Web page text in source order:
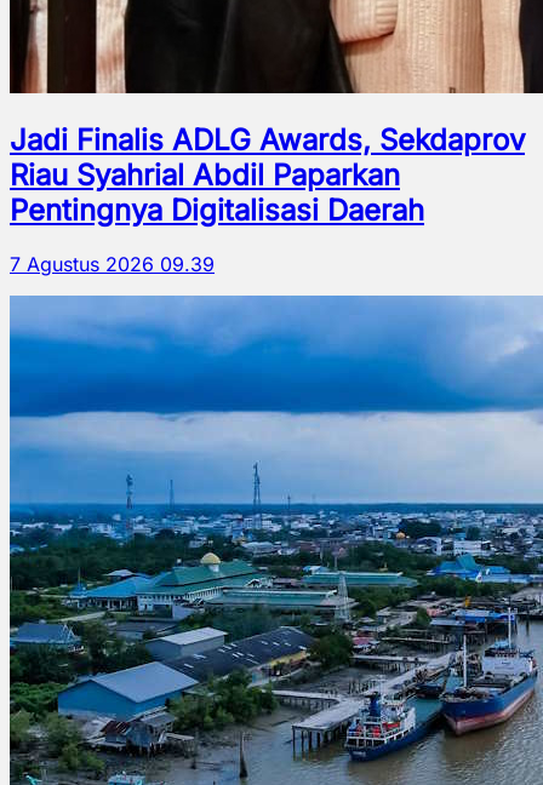
Jadi Finalis ADLG Awards, Sekdaprov
Riau Syahrial Abdil Paparkan
Pentingnya Digitalisasi Daerah
7 Agustus 2026 09.39